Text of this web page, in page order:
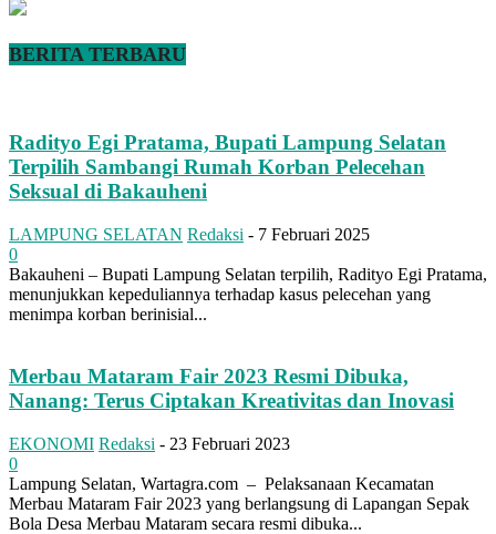
BERITA TERBARU
Radityo Egi Pratama, Bupati Lampung Selatan
Terpilih Sambangi Rumah Korban Pelecehan
Seksual di Bakauheni
LAMPUNG SELATAN Redaksi - 7 Februari 2025
0
Bakauheni – Bupati Lampung Selatan terpilih, Radityo Egi Pratama,
menunjukkan kepeduliannya terhadap kasus pelecehan yang
menimpa korban berinisial...
Merbau Mataram Fair 2023 Resmi Dibuka,
Nanang: Terus Ciptakan Kreativitas dan Inovasi
EKONOMI Redaksi - 23 Februari 2023
0
Lampung Selatan, Wartagra.com – Pelaksanaan Kecamatan
Merbau Mataram Fair 2023 yang berlangsung di Lapangan Sepak
Bola Desa Merbau Mataram secara resmi dibuka...